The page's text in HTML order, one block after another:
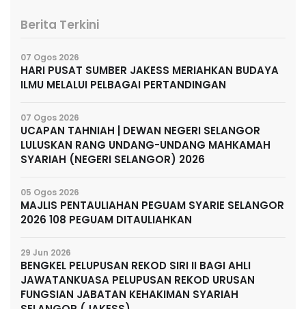
Berita Terkini
07 Ogos 2026
HARI PUSAT SUMBER JAKESS MERIAHKAN BUDAYA
ILMU MELALUI PELBAGAI PERTANDINGAN
07 Ogos 2026
UCAPAN TAHNIAH | DEWAN NEGERI SELANGOR
LULUSKAN RANG UNDANG-UNDANG MAHKAMAH
SYARIAH (NEGERI SELANGOR) 2026
05 Ogos 2026
MAJLIS PENTAULIAHAN PEGUAM SYARIE SELANGOR
2026 108 PEGUAM DITAULIAHKAN
29 Jun 2026
BENGKEL PELUPUSAN REKOD SIRI II BAGI AHLI
JAWATANKUASA PELUPUSAN REKOD URUSAN
FUNGSIAN JABATAN KEHAKIMAN SYARIAH